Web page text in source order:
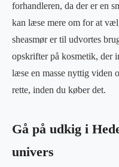
forhandleren, da der er en
kan læse mere om for at
sheasmør er til udvortes
opskrifter på kosmetik, der
læse en masse nyttig viden
rette, inden du køber det.
Gå på udkig i
univers